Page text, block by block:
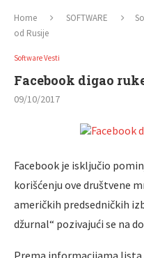
Home SOFTWARE
od Rusije
Software Vesti
Facebook digao
09/10/2017
Facebook je isključio
korišćenju ove društvene
američkih predsedničkih
džurnal“ pozivajući se na
Prema informacijama